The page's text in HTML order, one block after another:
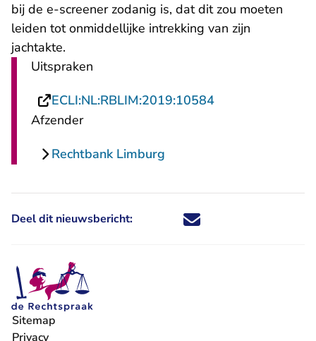
bij de e-screener zodanig is, dat dit zou moeten
leiden tot onmiddellijke intrekking van zijn
jachtakte.
Uitspraken
ECLI:NL:RBLIM:2019:10584- U verlaat
Afzender
Rechtbank Limburg
Deel dit nieuwsbericht: Deel dit nieuwsbericht via X -
Deel dit nieuwsbericht via
Deel dit nieuwsbericht
Deel dit
Sitemap
Privacy